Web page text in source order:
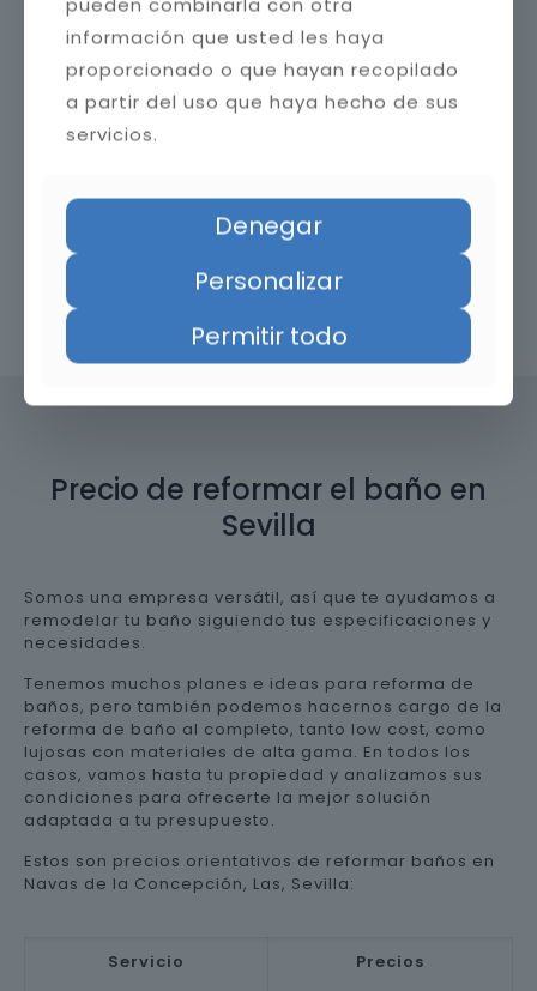
Contacta con nosotros
Precio de reformar el baño en
Sevilla
Somos una empresa versátil, así que te ayudamos a
remodelar tu baño siguiendo tus especificaciones y
necesidades.
Tenemos muchos planes e ideas para reforma de
baños, pero también podemos hacernos cargo de la
reforma de baño al completo, tanto low cost, como
lujosas con materiales de alta gama. En todos los
casos, vamos hasta tu propiedad y analizamos sus
condiciones para ofrecerte la mejor solución
adaptada a tu presupuesto.
Estos son precios orientativos de reformar baños en
Navas de la Concepción, Las, Sevilla:
Servicio Precios
información que usted les haya
proporcionado o que hayan recopilado
a partir del uso que haya hecho de sus
servicios.
Denegar
Personalizar
Permitir todo